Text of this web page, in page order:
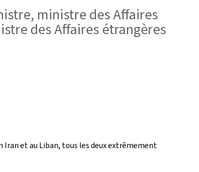
ministre des Affaires
des Affaires étrangères
et au Liban, tous les deux extrêmement